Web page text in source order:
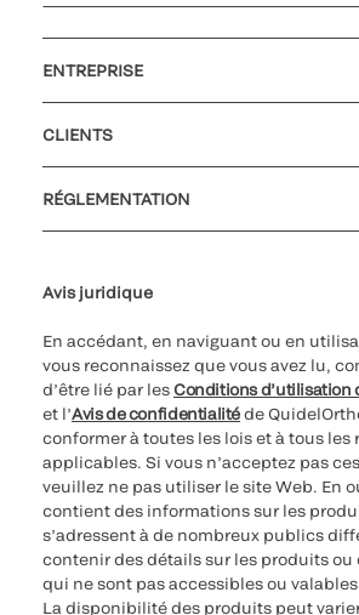
ENTREPRISE
CLIENTS
RÉGLEMENTATION
Avis juridique
En accédant, en naviguant ou en
vous reconnaissez que vous avez lu,
d’être lié par lesConditions d’utilisation
et l’Avis de confidentialitéde
conformer à toutes les lois et à tous les
applicables. Si vous n’acceptez pas
veuillez ne pas utiliser le site Web. En
contient des informations sur les
s’adressent à de nombreux publics
contenir des détails sur les produits
qui ne sont pas accessibles ou
La disponibilité des produits peut varier